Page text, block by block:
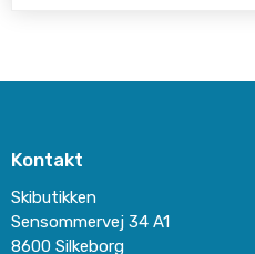
Kontakt
Skibutikken
Sensommervej 34 A1
8600 Silkeborg